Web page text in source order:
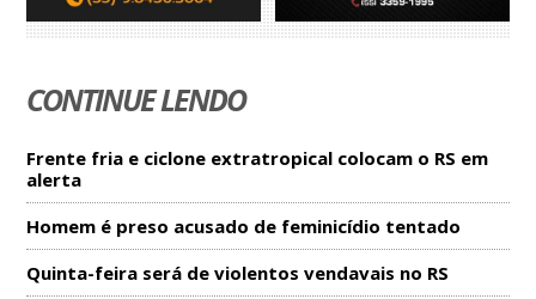
CONTINUE LENDO
Frente fria e ciclone extratropical colocam o RS em
alerta
Homem é preso acusado de feminicídio tentado
Quinta-feira será de violentos vendavais no RS